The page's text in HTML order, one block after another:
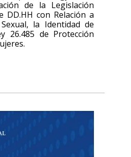
de la Legislación
DD.HH con Relación a
la Identidad de
26.485 de Protección